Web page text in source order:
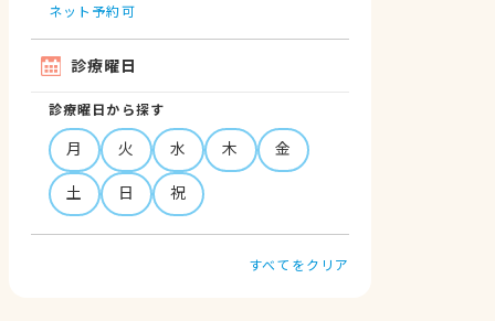
ネット予約可
診療曜日
診療曜日から探す
月 火 水 木
金
土
日 祝
すべてをクリア